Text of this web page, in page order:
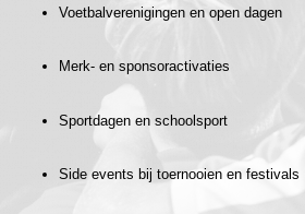
Voetbalverenigingen en open dagen
Merk- en sponsoractivaties
Sportdagen en schoolsport
Side events bij toernooien en festivals